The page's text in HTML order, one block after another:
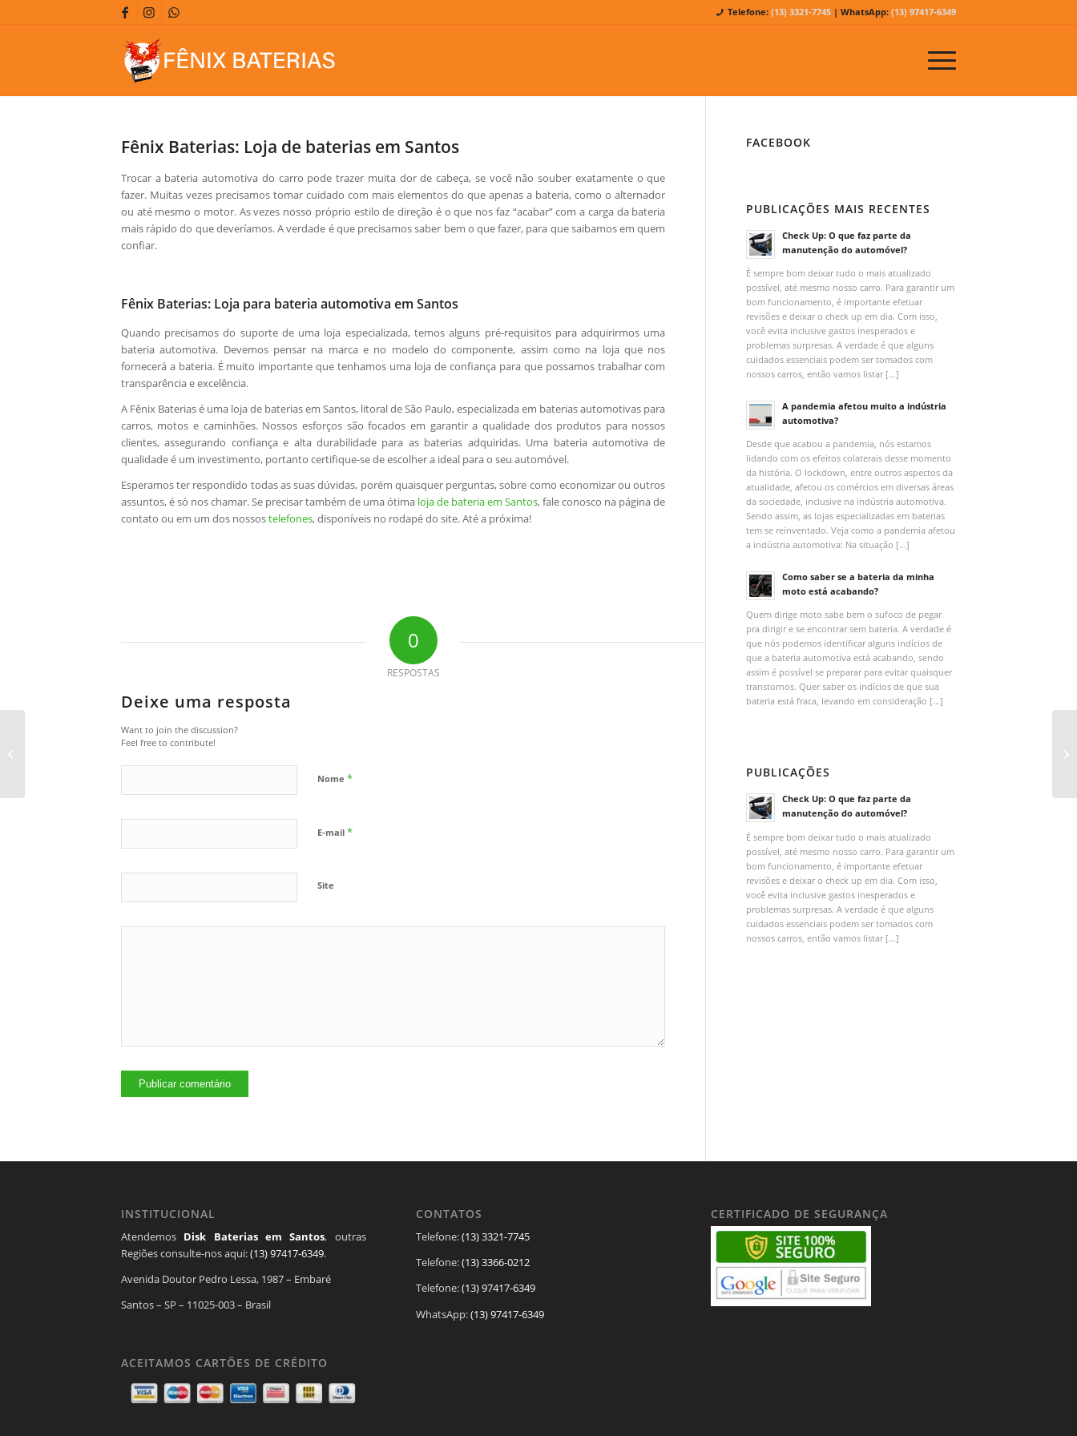
Telefone:(13) 3321-7745 | WhatsApp:(13) 97417-6349
Fênix Baterias: Loja de baterias em Santos
Trocar a bateria automotiva do carro pode trazer muita dor de cabeça, se você não souber exatamente o que
fazer. Muitas vezes precisamos tomar cuidado com mais elementos do que apenas a bateria, como o alternador
ou até mesmo o motor. As vezes nosso próprio estilo de direção é o que nos faz “acabar” com a carga da bateria
mais rápido do que deveríamos. A verdade é que precisamos saber bem o que fazer, para que saibamos em quem
confiar.
Fênix Baterias: Loja para bateria automotiva em Santos
Quando precisamos do suporte de uma loja especializada, temos alguns pré-requisitos para adquirirmos uma
bateria automotiva. Devemos pensar na marca e no modelo do componente, assim como na loja que nos
fornecerá a bateria. É muito importante que tenhamos uma loja de confiança para que possamos trabalhar com
transparência e excelência.
A Fênix Baterias é uma loja de baterias em Santos, litoral de São Paulo, especializada em baterias automotivas para
carros, motos e caminhões. Nossos esforços são focados em garantir a qualidade dos produtos para nossos
clientes, assegurando confiança e alta durabilidade para as baterias adquiridas. Uma bateria automotiva de
qualidade é um investimento, portanto certifique-se de escolher a ideal para o seu automóvel.
Esperamos ter respondido todas as suas dúvidas, porém quaisquer perguntas, sobre como economizar ou outros
assuntos, é só nos chamar. Se precisar também de uma ótima loja de bateria em Santos, fale conosco na página de
contato ou em um dos nossostelefones, disponíveis no rodapé do site. Até a próxima!
0
RESPOSTAS
Deixe uma resposta
Want to join the discussion?
Feel free to contribute!
Nome *
E-mail *
Site
FACEBOOK
PUBLICAÇÕES MAIS RECENTES
Check Up: O que faz parte da
manutenção do automóvel?
É sempre bom deixar tudo o mais atualizado
possível, até mesmo nosso carro. Para garantir um
bom funcionamento, é importante efetuar
revisões e deixar o check up em dia. Com isso,
você evita inclusive gastos inesperados e
problemas surpresas. A verdade é que alguns
cuidados essenciais podem ser tomados com
nossos carros, então vamos listar […]
A pandemia afetou muito a indústria
automotiva?
Desde que acabou a pandemia, nós estamos
lidando com os efeitos colaterais desse momento
da história. O lockdown, entre outros aspectos da
atualidade, afetou os comércios em diversas áreas
da sociedade, inclusive na indústria automotiva.
Sendo assim, as lojas especializadas em baterias
tem se reinventado. Veja como a pandemia afetou
a indústria automotiva: Na situação […]
Como saber se a bateria da minha
moto está acabando?
Quem dirige moto sabe bem o sufoco de pegar
pra dirigir e se encontrar sem bateria. A verdade é
que nós podemos identificar alguns indícios de
que a bateria automotiva está acabando, sendo
assim é possível se preparar para evitar quaisquer
transtornos. Quer saber os indícios de que sua
bateria está fraca, levando em consideração […]
PUBLICAÇÕES
Check Up: O que faz parte da
manutenção do automóvel?
É sempre bom deixar tudo o mais atualizado
possível, até mesmo nosso carro. Para garantir um
bom funcionamento, é importante efetuar
revisões e deixar o check up em dia. Com isso,
você evita inclusive gastos inesperados e
problemas surpresas. A verdade é que alguns
cuidados essenciais podem ser tomados com
nossos carros, então vamos listar […]
INSTITUCIONAL
Atendemos Disk Baterias em Santos, outras
Regiões consulte-nos aqui:(13) 97417-6349.
Avenida Doutor Pedro Lessa, 1987 – Embaré
Santos – SP – 11025-003 – Brasil
ACEITAMOS CARTÕES DE CRÉDITO
CONTATOS
Telefone:(13) 3321-7745
Telefone:(13) 3366-0212
Telefone:(13) 97417-6349
WhatsApp:(13) 97417-6349
CERTIFICADO DE SEGURANÇA
4 itens de segurança
essenciais em carros